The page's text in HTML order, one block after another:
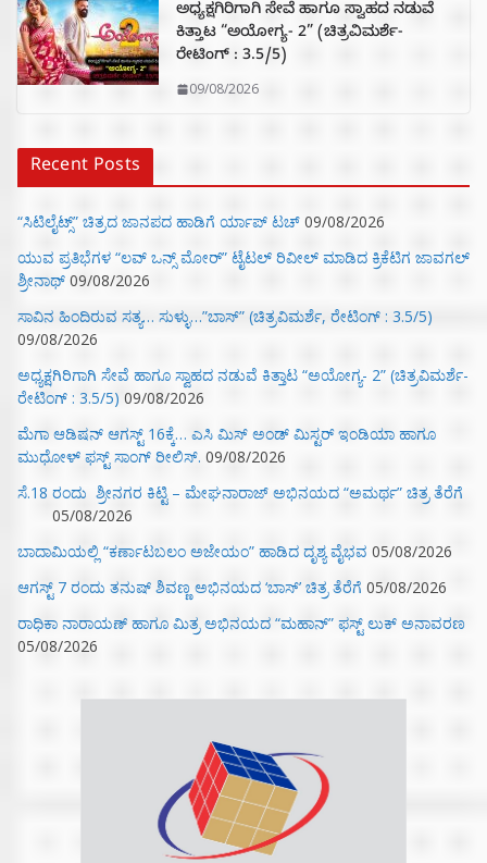
ಅಧ್ಯಕ್ಷಗಿರಿಗಾಗಿ ಸೇವೆ ಹಾಗೂ ಸ್ವಾಹದ ನಡುವೆ
ಕಿತ್ತಾಟ “ಅಯೋಗ್ಯ- 2” (ಚಿತ್ರವಿಮರ್ಶೆ-
ರೇಟಿಂಗ್ : 3.5/5)
09/08/2026
Recent Posts
“ಸಿಟಿಲೈಟ್ಸ್‌” ಚಿತ್ರದ ಜಾನಪದ ಹಾಡಿಗೆ ರ್ಯಾಪ್‌ ಟಚ್‌ 09/08/2026
ಯುವ ಪ್ರತಿಭೆಗಳ “ಲವ್ ಒನ್ಸ್ ಮೋರ್” ಟೈಟಲ್ ರಿವೀಲ್ ಮಾಡಿದ ಕ್ರಿಕೆಟಿಗ ಜಾವಗಲ್
ಶ್ರೀನಾಥ್ 09/08/2026
ಸಾವಿನ ಹಿಂದಿರುವ ಸತ್ಯ… ಸುಳ್ಳು…”ಬಾಸ್” (ಚಿತ್ರವಿಮರ್ಶೆ, ರೇಟಿಂಗ್ : 3.5/5)
09/08/2026
ಅಧ್ಯಕ್ಷಗಿರಿಗಾಗಿ ಸೇವೆ ಹಾಗೂ ಸ್ವಾಹದ ನಡುವೆ ಕಿತ್ತಾಟ “ಅಯೋಗ್ಯ- 2” (ಚಿತ್ರವಿಮರ್ಶೆ-
ರೇಟಿಂಗ್ : 3.5/5) 09/08/2026
ಮೆಗಾ ಆಡಿಷನ್ ಆಗಸ್ಟ್ 16ಕ್ಕೆ… ಎಸಿ ಮಿಸ್ ಅಂಡ್ ಮಿಸ್ಟರ್ ಇಂಡಿಯಾ ಹಾಗೂ
ಮುಧೋಳ್ ಫಸ್ಟ್ ಸಾಂಗ್ ರೀಲಿಸ್. 09/08/2026
ಸೆ.18 ರಂದು ಶ್ರೀನಗರ ಕಿಟ್ಟಿ – ಮೇಘನಾರಾಜ್ ಅಭಿನಯದ “ಅಮರ್ಥ” ಚಿತ್ರ ತೆರೆಗೆ
05/08/2026
ಬಾದಾಮಿಯಲ್ಲಿ “ಕರ್ಣಾಟಬಲಂ ಅಜೇಯಂ” ಹಾಡಿದ ದೃಶ್ಯ ವೈಭವ 05/08/2026
ಆಗಸ್ಟ್ 7 ರಂದು ತನುಷ್ ಶಿವಣ್ಣ ಅಭಿನಯದ ‘ಬಾಸ್’ ಚಿತ್ರ ತೆರೆಗೆ 05/08/2026
ರಾಧಿಕಾ ನಾರಾಯಣ್ ಹಾಗೂ ಮಿತ್ರ ಅಭಿನಯದ “ಮಹಾನ್” ಫಸ್ಟ್ ಲುಕ್ ಅನಾವರಣ
05/08/2026